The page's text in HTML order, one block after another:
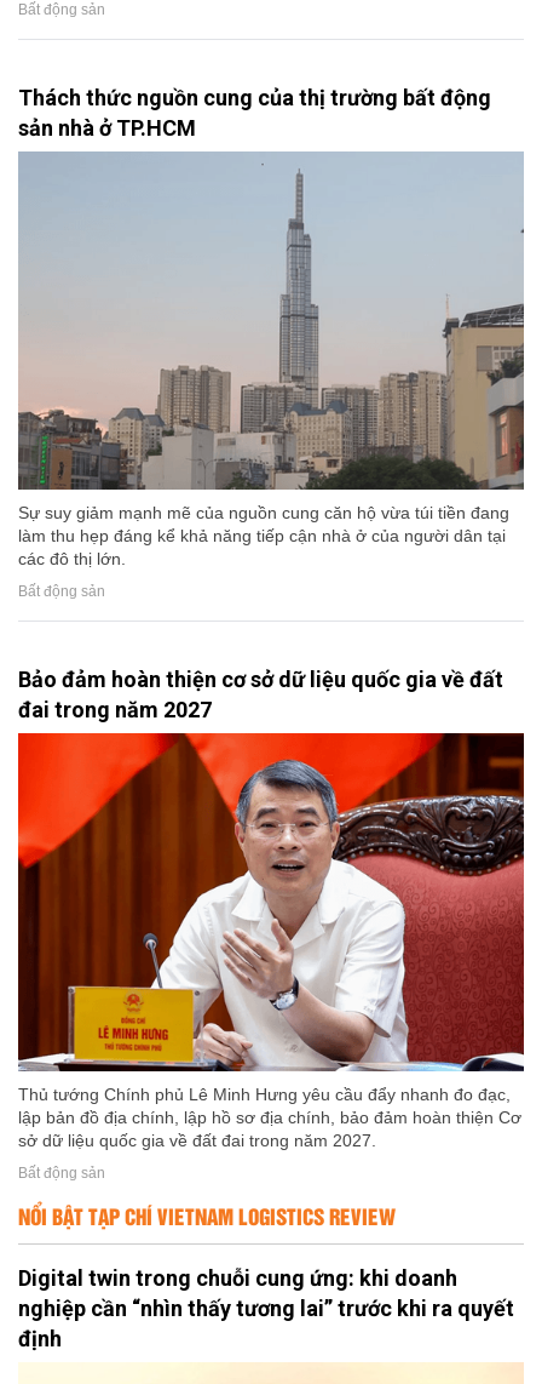
Bất động sản
Thách thức nguồn cung của thị trường bất động
sản nhà ở TP.HCM
Sự suy giảm mạnh mẽ của nguồn cung căn hộ vừa túi tiền đang
làm thu hẹp đáng kể khả năng tiếp cận nhà ở của người dân tại
các đô thị lớn.
Bất động sản
Bảo đảm hoàn thiện cơ sở dữ liệu quốc gia về đất
đai trong năm 2027
Thủ tướng Chính phủ Lê Minh Hưng yêu cầu đẩy nhanh đo đạc,
lập bản đồ địa chính, lập hồ sơ địa chính, bảo đảm hoàn thiện Cơ
sở dữ liệu quốc gia về đất đai trong năm 2027.
Bất động sản
NỔI BẬT TẠP CHÍ VIETNAM LOGISTICS REVIEW
Digital twin trong chuỗi cung ứng: khi doanh
nghiệp cần “nhìn thấy tương lai” trước khi ra quyết
định